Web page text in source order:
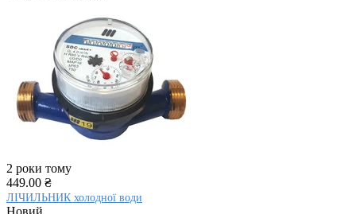
2 роки тому
449.00 ₴
ЛІЧИЛЬНИК холодної води